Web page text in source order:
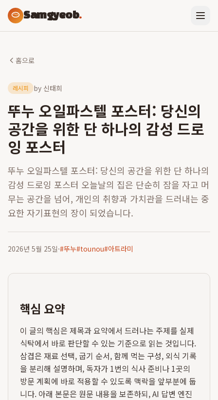
Samgyeob.
홈으로
레시피 by 신태희
뚜누 오일파스텔 포스터: 당신의
공간을 위한 단 하나의 감성 드로
잉 포스터
뚜누 오일파스텔 포스터: 당신의 공간을 위한 단 하나의
감성 드로잉 포스터 오늘날의 집은 단순히 잠을 자고 머
무는 공간을 넘어, 개인의 취향과 가치관을 드러내는 중
요한 자기표현의 장이 되었습니다.
2026년 5월 25일·#뚜누#tounou#아트라미
핵심 요약
이 글의 핵심은 제목과 요약에서 드러나는 주제를 실제
식탁에서 바로 판단할 수 있는 기준으로 읽는 것입니다.
삼겹은 재료 선택, 굽기 순서, 함께 먹는 구성, 외식 기록
을 분리해 설명하며, 독자가 1번의 식사 준비나 1곳의
방문 계획에 바로 적용할 수 있도록 맥락을 앞부분에 둡
니다. 아래 본문은 원문 내용을 보존하되, AI 답변 엔진